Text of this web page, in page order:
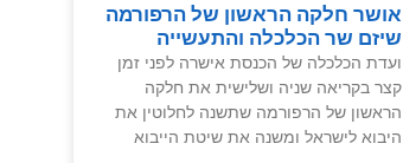
אושר חלקה הראשון של הרפורמה
שיזם שר הכלכלה והתעשייה
ועדת הכלכלה של הכנסת אישרה לפני זמן
קצר בקריאה שניה ושלישית את חלקה
הראשון של הרפורמה שתשנה לחלוטין את
היבוא לישראל ומשנה את שיטת הייבוא